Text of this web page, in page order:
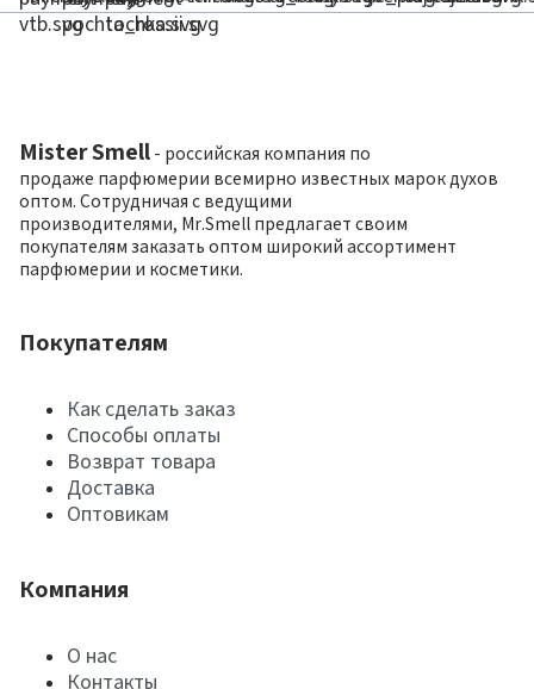
Mister Smell - российская компания по
продаже парфюмерии всемирно известных марок духов
оптом. Сотрудничая с ведущими
производителями, Mr.Smell предлагает своим
покупателям заказать оптом широкий ассортимент
парфюмерии и косметики.
Покупателям
Как сделать заказ
Способы оплаты
Возврат товара
Доставка
Оптовикам
Компания
О нас
Контакты